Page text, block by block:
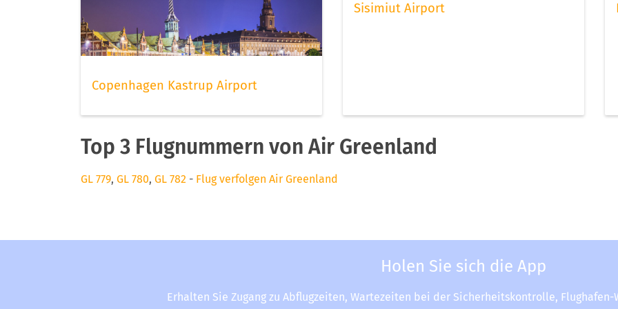
Copenhagen Kastrup Airport
Sisimiut Airport
Top 3 Flugnummern von Air Greenland
GL 779, GL 780, GL 782 - Flug verfolgen Air Greenland
Holen Sie sich die App
Erhalten Sie Zugang zu Abflugzeiten, Wartezeiten bei der Sicherheitskontrolle, Flughafen-